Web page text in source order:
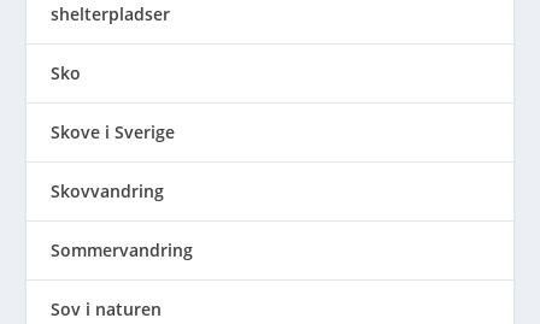
shelterpladser
Sko
Skove i Sverige
Skovvandring
Sommervandring
Sov i naturen